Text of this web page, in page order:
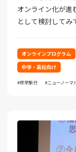
オンライン化が進
として検討してみ
オンラインプログラム
中学・高校向け
修学旅行 ニューノーマ